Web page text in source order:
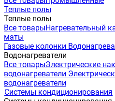
Теплые полы
Теплые полы
Все товарыНагревательный
маты
Газовые колонки
Водонагреватели
Все товарыЭлектрические
водонагреватели
водонагреватели
Системы кондиционирования